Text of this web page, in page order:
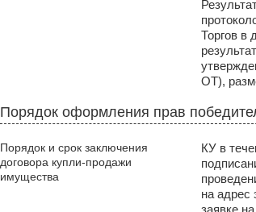
Торгов в
ОТ),
Порядок оформления прав
Порядок и срок заключения
договора купли-продажи
имущества
КУ в
на адрес
заявке